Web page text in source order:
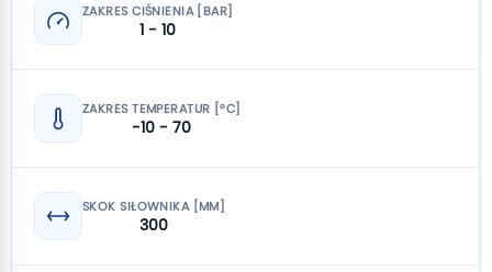
ZAKRES CIŚNIENIA [BAR]
1 - 10
ZAKRES TEMPERATUR [°C]
-10 - 70
SKOK SIŁOWNIKA [MM]
300